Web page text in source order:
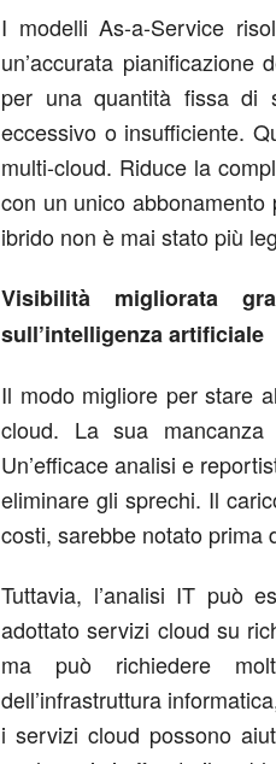
I modelli As-a-Service
un’accurata
per una quantità fissa di
eccessivo o insufficiente.
multi-cloud. Riduce la
con un unico
ibrido non è mai stato più
Visibilità migliorata
sull’intelligenza artificiale
Il modo migliore per stare
cloud. La sua
Un’efficace analisi e
eliminare gli sprechi. Il
costi, sarebbe notato prima
Tuttavia, l’analisi IT può
adottato servizi cloud su
ma può richiedere
dell’infrastruttura
i servizi cloud possono